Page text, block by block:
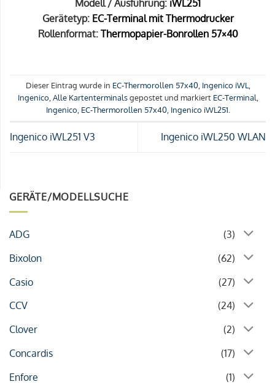
GERÄTE/MODELLSUCHE
ADG
(3)
Bixolon
(62)
Casio
(27)
CCV
(24)
Clover
(2)
Concardis
(17)
Enfore
(1)
Modell / Ausführung: iWL251
Gerätetyp: EC-Terminal mit Thermodrucker
Rollenformat: Thermopapier-Bonrollen 57×40
Dieser Eintrag wurde in EC-Thermorollen 57x40, Ingenico iWL,
Ingenico,Alle Kartenterminalsgepostet und markiert EC-Terminal,
Ingenico, EC-Thermorollen 57x40, Ingenico iWL251.
Ingenico iWL251 V3 Ingenico iWL250 WLAN